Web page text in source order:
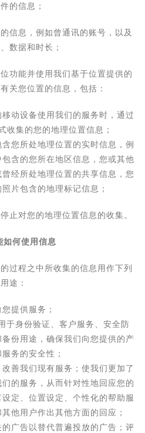
的信息；
信息，例如曾通讯的账号，以及
数据和时长；
功能并使用我们基于位置提供的
关您位置的信息，包括：
动设备使用我们的服务时，通过
收集的您的地理位置信息；
您所处地理位置的实时信息，例
含的您所在地区信息，您或其他
经所处地理位置的共享信息，您
片包含的地理标记信息；
止对您的地理位置信息的收集。
如何使用信息
过程之中所收集的信息用作下列
用途：
您提供服务；
于身份验证、客户服务、安全防
份用途，确保我们向您提供的产
务的安全性；
善我们现有服务；使我们更加了
的服务，从而针对性地回应您的
定、 位置设定、个性化的帮助服
他用户作出其他方面的回应；
广告以替代普遍投放的广告； 评